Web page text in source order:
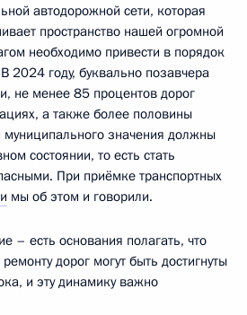
автодорожной сети, которая
пространство нашей огромной
необходимо привести в порядок
2024 году, буквально позавчера
не менее 85 процентов дорог
а также более половины
муниципального значения должны
состоянии, то есть стать
При приёмке транспортных
мы об этом и говорили.
– есть основания полагать, что
дорог могут быть достигнуты
и эту динамику важно